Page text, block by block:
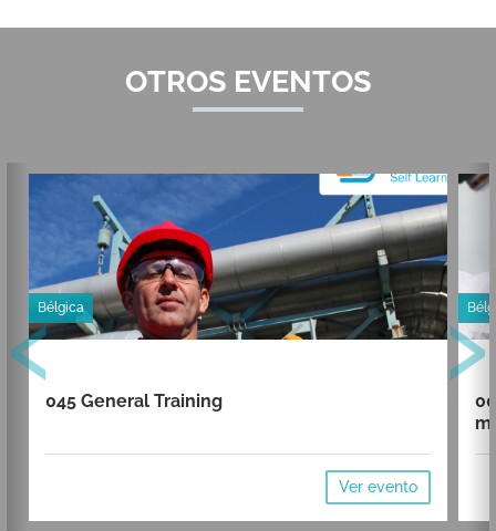
OTROS EVENTOS
Bélgica
045 General Training
Ver evento
‹ ›